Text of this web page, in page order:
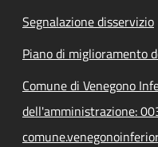
Segnalazione disservizio
Piano di miglioramento
Comune di Venegono
dell'amministrazione: